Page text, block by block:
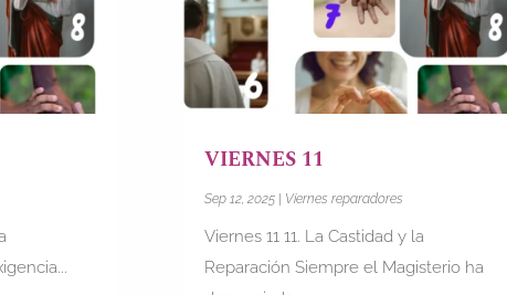
VIERNES 11
Sep 12, 2025| Viernes reparadores
Viernes 11 11. La Castidad y la
Reparación Siempre el Magisterio ha